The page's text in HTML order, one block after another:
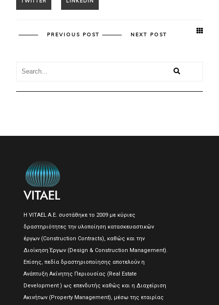
PREVIOUS POST NEXT POST
Η VITAEL A.E. συστάθηκε το 2009 με κύριες
δραστηριότητες την υλοποίηση κατασκευαστικών
έργων (Construction Contracts), καθώς και την
Διοίκηση Έργων (Design & Construction Management).
Επίσης, πεδία δραστηριοποίησης αποτελούν η
Ανάπτυξη Ακίνητης Περιουσίας (Real Estate
Development ) ως επενδυτής καθώς και η Διαχείριση
Ακινήτων (Property Management), μέσω της εταιρίας